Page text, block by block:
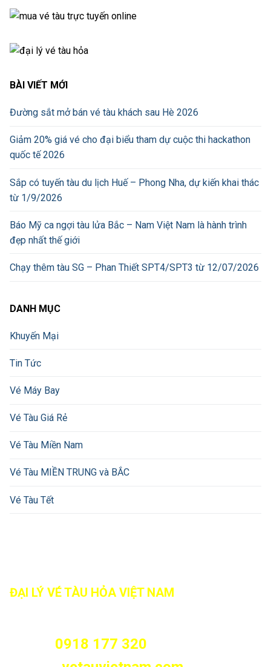
BÀI VIẾT MỚI
Đường sắt mở bán vé tàu khách sau Hè 2026
Giảm 20% giá vé cho đại biểu tham dự cuộc thi hackathon
quốc tế 2026
Sắp có tuyến tàu du lịch Huế – Phong Nha, dự kiến khai thác
từ 1/9/2026
Báo Mỹ ca ngợi tàu lửa Bắc – Nam Việt Nam là hành trình
đẹp nhất thế giới
Chạy thêm tàu SG – Phan Thiết SPT4/SPT3 từ 12/07/2026
DANH MỤC
Khuyến Mại
Tin Tức
Vé Máy Bay
Vé Tàu Giá Rẻ
Vé Tàu Miền Nam
Vé Tàu MIỀN TRUNG và BẮC
Vé Tàu Tết
ĐẠI LÝ VÉ TÀU HỎA VIỆT NAM
0918 177 320